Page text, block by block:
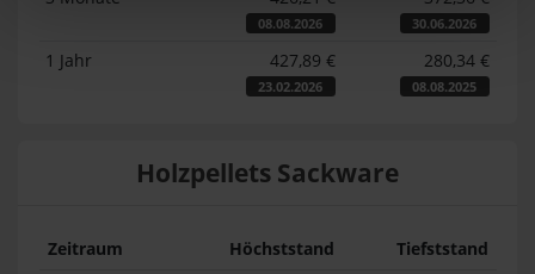
08.08.2026 30.06.2026
1 Jahr 427,89 €
23.02.2026
280,34 €
08.08.2025
Holzpellets Sackware
Zeitraum Höchststand
Tiefststand